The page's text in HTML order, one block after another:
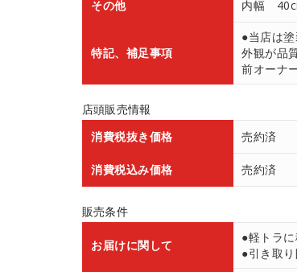
その他 内幅
特記、補足事項
●当店は塗
外観が品
前オーナ
店頭販売情報
消費税抜き価格
売約済
消費税込み価格 売約済
販売条件
お届けに関して
●軽トラに
●引き取り